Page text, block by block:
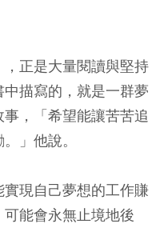
正是大量閱讀與堅持
描寫的，就是一群夢
，「希望能讓苦苦追
」他說。
現自己夢想的工作賺
能會永無止境地後